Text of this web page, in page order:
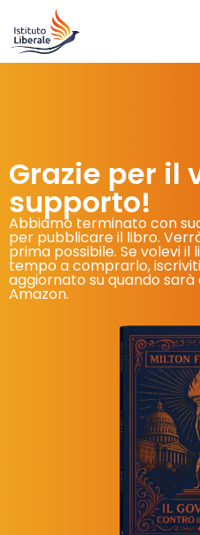
Grazie per il
supporto!
Abbiamo terminato con
per pubblicare il libro.
prima possibile. Se volevi
tempo a comprarlo,
aggiornato su quando
Amazon.